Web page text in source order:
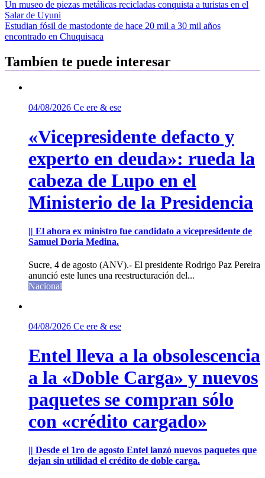
Navegación
de
entradas
Un museo de piezas metálicas recicladas conquista a turistas en el
Salar de Uyuni
Estudian fósil de mastodonte de hace 20 mil a 30 mil años
encontrado en Chuquisaca
Tambíen te puede interesar
04/08/2026 Ce ere & ese
«Vicepresidente defacto y
experto en deuda»: rueda la
cabeza de Lupo en el
Ministerio de la Presidencia
|| El ahora ex ministro fue candidato a vicepresidente de
Samuel Doria Medina.
Sucre, 4 de agosto (ANV).- El presidente Rodrigo Paz Pereira
anunció este lunes una reestructuración del...
Nacional
04/08/2026 Ce ere & ese
Entel lleva a la obsolescencia
a la «Doble Carga» y nuevos
paquetes se compran sólo
con «crédito cargado»
|| Desde el 1ro de agosto Entel lanzó nuevos paquetes que
dejan sin utilidad el crédito de doble carga.